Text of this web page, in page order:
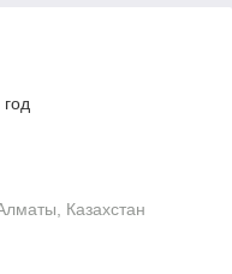
Казахстан